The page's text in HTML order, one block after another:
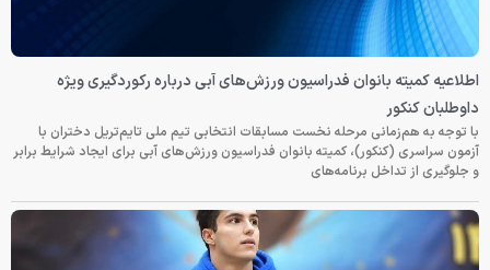
اطلاعیه کمیته بانوان فدراسیون ورزش‌های آبی درباره رکوردگیری ویژه
داوطلبان کنکور
با توجه به هم‌زمانی مرحله نخست مسابقات انتخابی تیم ملی تایم‌تریل دختران با
آزمون سراسری (کنکور)، کمیته بانوان فدراسیون ورزش‌های آبی برای ایجاد شرایط برابر
و جلوگیری از تداخل برنامه‌های